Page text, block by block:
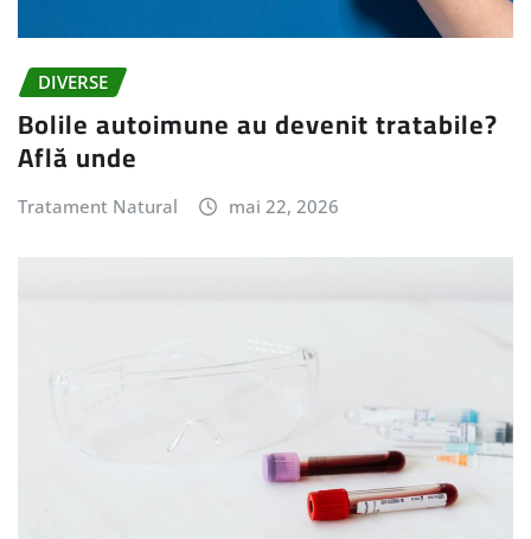
DIVERSE
Bolile autoimune au devenit tratabile?
Află unde
Tratament Natural mai 22, 2026